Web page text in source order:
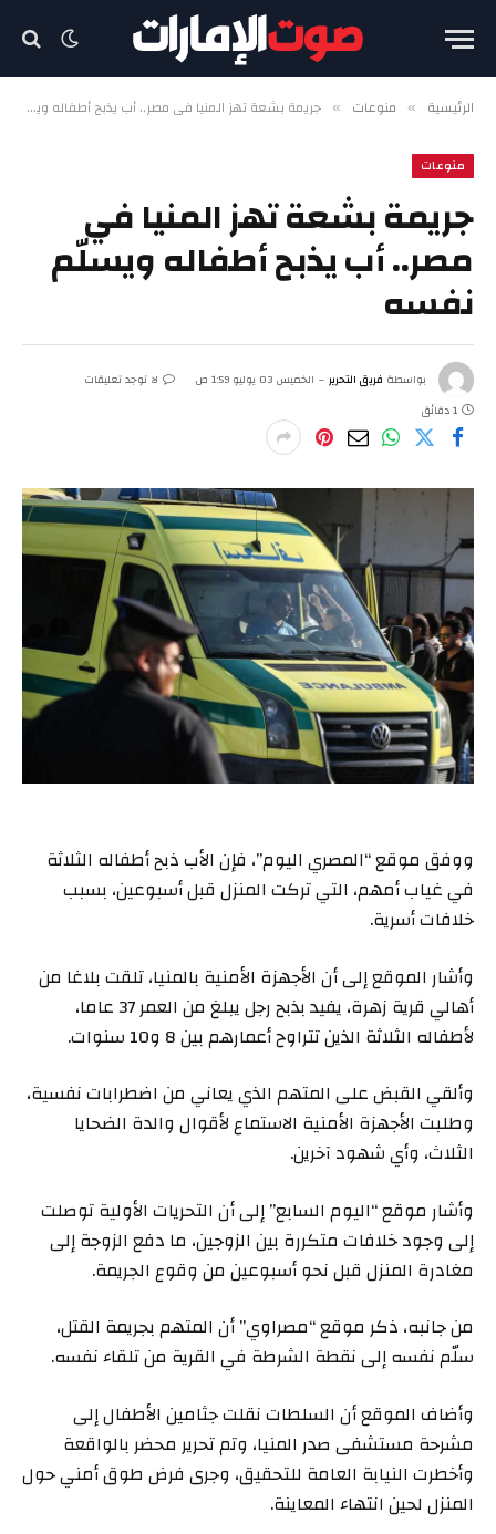
الرئيسية » منوعات » جريمة بشعة تهز المنيا في مصر.. أب يذبح أطفاله ويسلّم نفسه
منوعات
جريمة بشعة تهز المنيا في
مصر.. أب يذبح أطفاله ويسلّم
نفسه
بواسطة فريق التحرير الخميس 03 يوليو 1:59 ص
لا توجد تعليقات
1 دقائق
ووفق موقع “المصري اليوم”، فإن الأب ذبح أطفاله الثلاثة
في غياب أمهم، التي تركت المنزل قبل أسبوعين، بسبب
خلافات أسرية.
وأشار الموقع إلى أن الأجهزة الأمنية بالمنيا، تلقت بلاغا من
أهالي قرية زهرة، يفيد بذبح رجل يبلغ من العمر 37 عاما،
لأطفاله الثلاثة الذين تتراوح أعمارهم بين 8 و10 سنوات.
وألقي القبض على المتهم الذي يعاني من اضطرابات نفسية،
وطلبت الأجهزة الأمنية الاستماع لأقوال والدة الضحايا
الثلاث، وأي شهود آخرين.
وأشار موقع “اليوم السابع” إلى أن التحريات الأولية توصلت
إلى وجود خلافات متكررة بين الزوجين، ما دفع الزوجة إلى
مغادرة المنزل قبل نحو أسبوعين من وقوع الجريمة.
من جانبه، ذكر موقع “مصراوي” أن المتهم بجريمة القتل،
سلّم نفسه إلى نقطة الشرطة في القرية من تلقاء نفسه.
وأضاف الموقع أن السلطات نقلت جثامين الأطفال إلى
مشرحة مستشفى صدر المنيا، وتم تحرير محضر بالواقعة
وأخطرت النيابة العامة للتحقيق، وجرى فرض طوق أمني حول
المنزل لحين انتهاء المعاينة.